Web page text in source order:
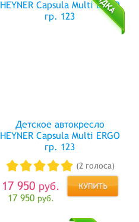
Детское автокресло
HEYNER Capsula Multi ERGO
гр. 123
(2 голоса)
17 950 руб.
17 950 руб.